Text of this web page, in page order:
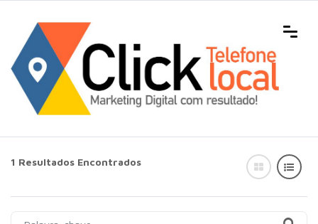
1 Resultados Encontrados